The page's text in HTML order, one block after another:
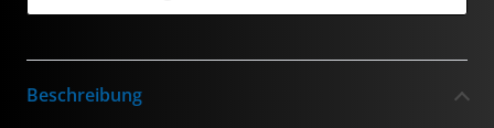
Beschreibung